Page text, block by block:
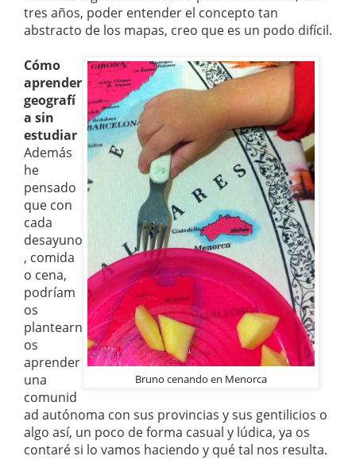
tres años, poder entender el concepto tan
abstracto de los mapas, creo que es un podo difícil.
Bruno cenando en Menorca
Cómo
aprender
geografí
a sin
estudiar
Además
he
pensado
que con
cada
desayuno
, comida
o cena,
podríam
os
plantearn
os
aprender
una
comunid
ad autónoma con sus provincias y sus gentilicios o
algo así, un poco de forma casual y lúdica, ya os
contaré si lo vamos haciendo y qué tal nos resulta.